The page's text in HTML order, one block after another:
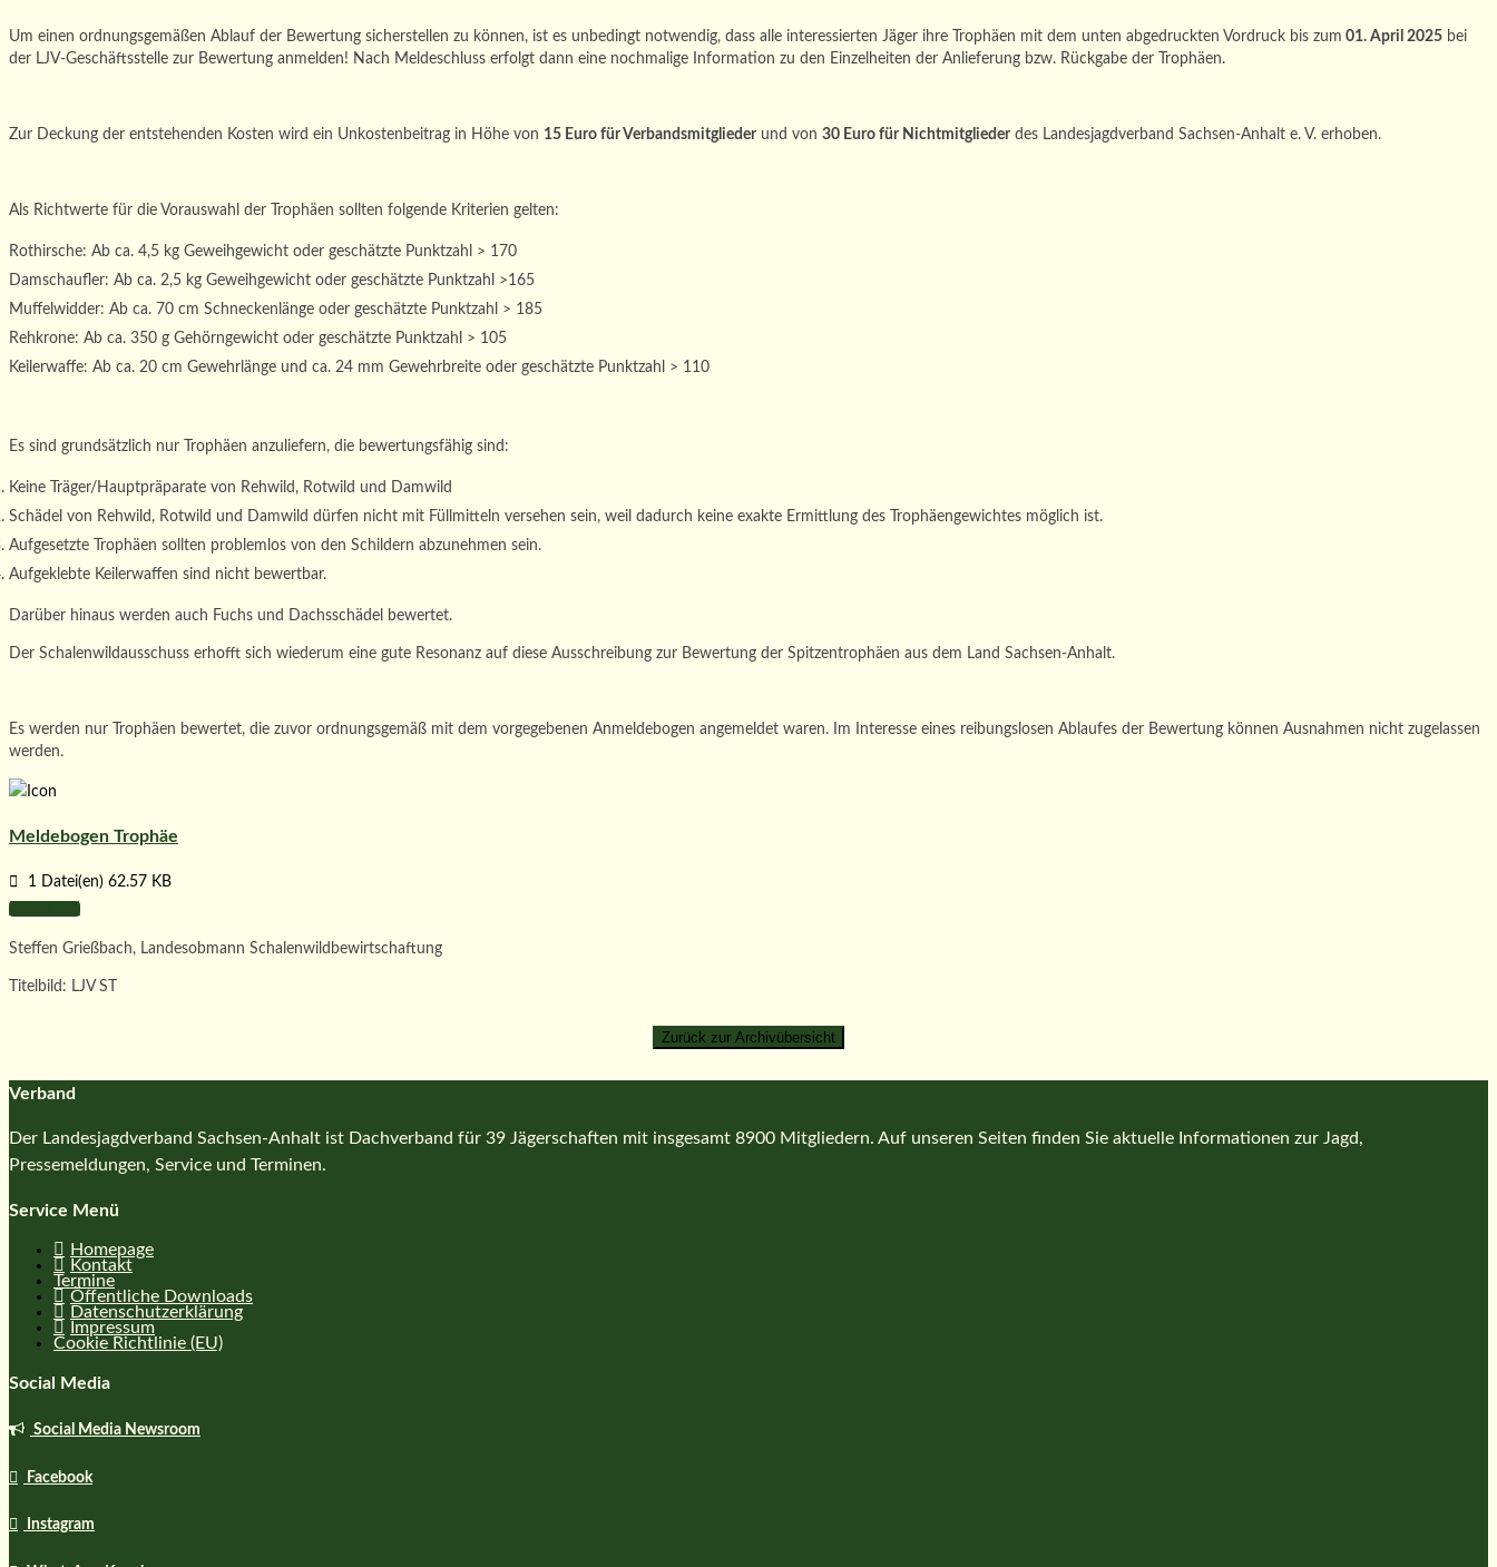
Um einen ordnungsgemäßen Ablauf der Bewertung sicherstellen zu können, ist es unbedingt notwendig, dass alle interessierten Jäger ihre Trophäen mit dem unten abgedruckten Vordruck bis zum 01. April 2025 bei
der LJV-Geschäftsstelle zur Bewertung anmelden! Nach Meldeschluss erfolgt dann eine nochmalige Information zu den Einzelheiten der Anlieferung bzw. Rückgabe der Trophäen.
Zur Deckung der entstehenden Kosten wird ein Unkostenbeitrag in Höhe von 15 Euro für Verbandsmitglieder und von 30 Euro für Nichtmitglieder des Landesjagdverband Sachsen-Anhalt e. V. erhoben.
Als Richtwerte für die Vorauswahl der Trophäen sollten folgende Kriterien gelten:
Rothirsche: Ab ca. 4,5 kg Geweihgewicht oder geschätzte Punktzahl > 170
Damschaufler: Ab ca. 2,5 kg Geweihgewicht oder geschätzte Punktzahl >165
Muffelwidder: Ab ca. 70 cm Schneckenlänge oder geschätzte Punktzahl > 185
Rehkrone: Ab ca. 350 g Gehörngewicht oder geschätzte Punktzahl > 105
Keilerwaffe: Ab ca. 20 cm Gewehrlänge und ca. 24 mm Gewehrbreite oder geschätzte Punktzahl > 110
Es sind grundsätzlich nur Trophäen anzuliefern, die bewertungsfähig sind:
Keine Träger/Hauptpräparate von Rehwild, Rotwild und Damwild
Schädel von Rehwild, Rotwild und Damwild dürfen nicht mit Füllmitteln versehen sein, weil dadurch keine exakte Ermittlung des Trophäengewichtes möglich ist.
Aufgesetzte Trophäen sollten problemlos von den Schildern abzunehmen sein.
Aufgeklebte Keilerwaffen sind nicht bewertbar.
Darüber hinaus werden auch Fuchs und Dachsschädel bewertet.
Der Schalenwildausschuss erhofft sich wiederum eine gute Resonanz auf diese Ausschreibung zur Bewertung der Spitzentrophäen aus dem Land Sachsen-Anhalt.
Es werden nur Trophäen bewertet, die zuvor ordnungsgemäß mit dem vorgegebenen Anmeldebogen angemeldet waren. Im Interesse eines reibungslosen Ablaufes der Bewertung können Ausnahmen nicht zugelassen
werden.
Meldebogen Trophäe
1 Datei(en) 62.57 KB
Download
Steffen Grießbach, Landesobmann Schalenwildbewirtschaftung
Titelbild: LJV ST
Verband
Der Landesjagdverband Sachsen-Anhalt ist Dachverband für 39 Jägerschaften mit insgesamt 8900 Mitgliedern. Auf unseren Seiten finden Sie aktuelle Informationen zur Jagd,
Pressemeldungen, Service und Terminen.
Service Menü
Homepage
Kontakt
Termine
Öffentliche Downloads
Datenschutzerklärung
Impressum
Cookie Richtlinie (EU)
Social Media
Social Media Newsroom
Facebook
Instagram